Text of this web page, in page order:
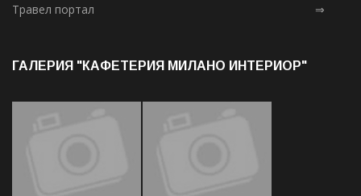
Травел портал ⇒
ГАЛЕРИЯ "КАФЕТЕРИЯ МИЛАНО ИНТЕРИОР"